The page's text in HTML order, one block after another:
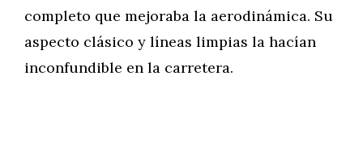
completo que mejoraba la aerodinámica. Su
aspecto clásico y líneas limpias la hacían
inconfundible en la carretera.